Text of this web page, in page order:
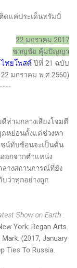
ค่ประเด็นทรัมป์
22 มกราคม 2017
ชาญชัย คุ้มปัญญา
ไทยโพสต์ ปีที่ 21 ฉบับ
22 มกราคม พ.ศ.2560)
ท่ามกลางเสียงโจมตี
ดหย่อนตั้งแต่ช่วงหา
ชน์ทับซ้อนจะเป็นต้น
อกจากตำแหน่ง
างสถานการณ์ที่ยัง
ว่าทุกอย่างถูก
Show on Earth :
York: Regan Arts.
Mark. (2017, January
Ties To Russia.